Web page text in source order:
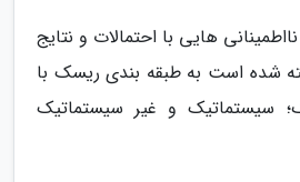
هایی با احتمالات و نتایج
شده است به طبقه بندی ریسک با
سیستماتیک و غیر سیستماتیک